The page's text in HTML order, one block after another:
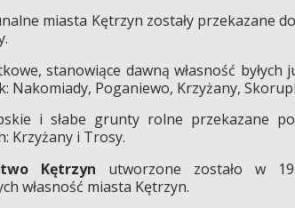
miasta Kętrzyn zostały przekazane
stanowiące dawną własność byłych
Nakomiady, Poganiewo, Krzyżany,
i słabe grunty rolne przekazane
Krzyżany i Trosy.
Kętrzyn utworzone zostało w
własność miasta Kętrzyn.